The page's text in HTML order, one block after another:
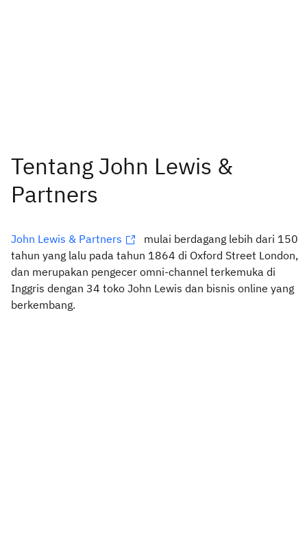
John Lewis & Partners
mulai berdagang lebih dari 150
tahun yang lalu pada tahun 1864 di Oxford Street London,
dan merupakan pengecer omni-channel terkemuka di
Inggris dengan 34 toko John Lewis dan bisnis online yang
berkembang.